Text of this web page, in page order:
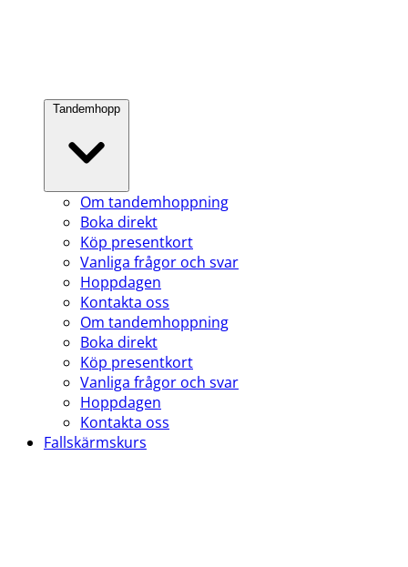
Tandemhopp
Om tandemhoppning
Boka direkt
Köp presentkort
Vanliga frågor och svar
Hoppdagen
Kontakta oss
Om tandemhoppning
Boka direkt
Köp presentkort
Vanliga frågor och svar
Hoppdagen
Kontakta oss
Fallskärmskurs